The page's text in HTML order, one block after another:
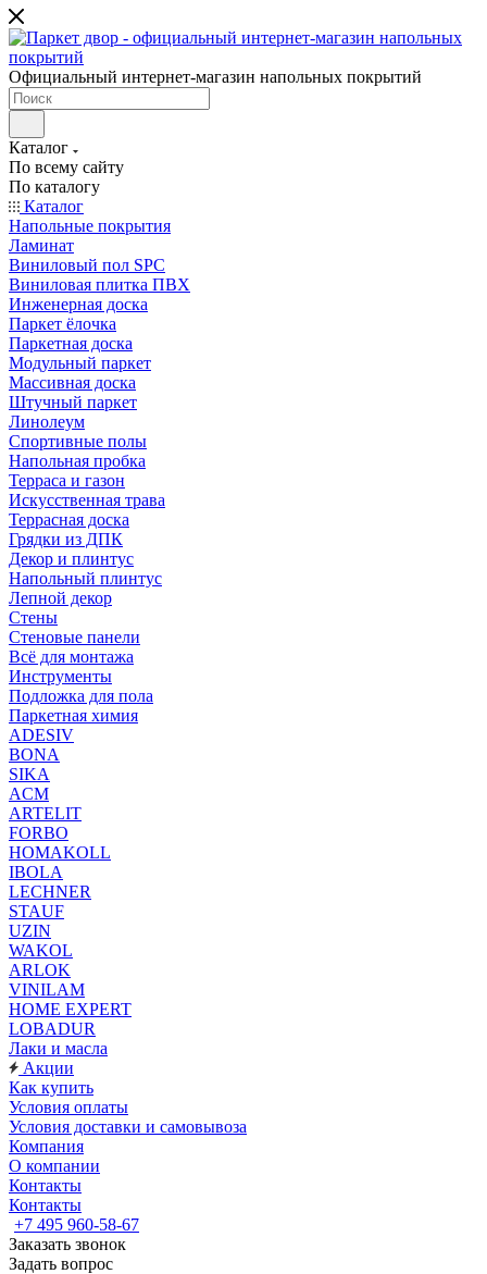
Официальный интернет-магазин напольных покрытий
Каталог
По всему сайту
По каталогу
Каталог
Напольные покрытия
Ламинат
Виниловый пол SPC
Виниловая плитка ПВХ
Инженерная доска
Паркет ёлочка
Паркетная доска
Модульный паркет
Массивная доска
Штучный паркет
Линолеум
Спортивные полы
Напольная пробка
Терраса и газон
Искусственная трава
Террасная доска
Грядки из ДПК
Декор и плинтус
Напольный плинтус
Лепной декор
Стены
Стеновые панели
Всё для монтажа
Инструменты
Подложка для пола
Паркетная химия
ADESIV
BONA
SIKA
ACM
ARTELIT
FORBO
HOMAKOLL
IBOLA
LECHNER
STAUF
UZIN
WAKOL
ARLOK
VINILAM
HOME EXPERT
LOBADUR
Лаки и масла
Акции
Как купить
Условия оплаты
Условия доставки и самовывоза
Компания
О компании
Контакты
Контакты
+7 495 960-58-67
Заказать звонок
Задать вопрос